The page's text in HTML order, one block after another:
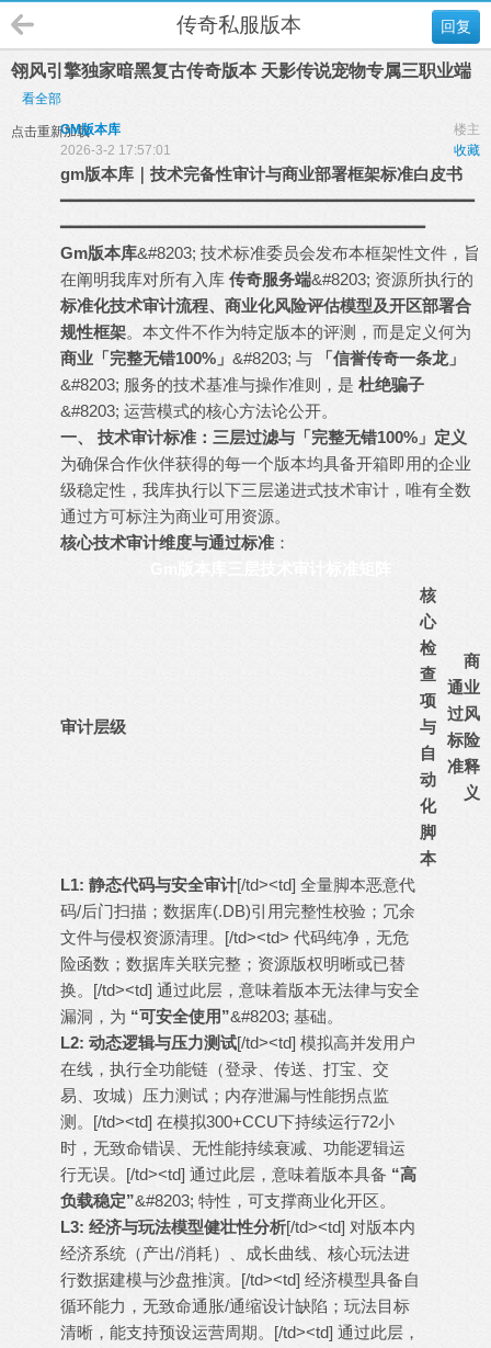
回复
传奇私服版本
翎风引擎独家暗黑复古传奇版本 天影传说宠物专属三职业端
看全部
点击重新加载 楼主
GM版本库
收藏
2026-3-2 17:57:01
gm版本库 ｜技术完备性审计与商业部署框架标准白皮书
━━━━━━━━━━━━━━━━━━━━━━━━━━━━━━━━━━━━━━━━━━
━━━━━━━━━━━━━━━━━━━━━━━━━━━━━━━━━━━━━
Gm版本库&#8203; 技术标准委员会发布本框架性文件，旨
在阐明我库对所有入库 传奇服务端&#8203; 资源所执行的
标准化技术审计流程、商业化风险评估模型及开区部署合
规性框架。本文件不作为特定版本的评测，而是定义何为
商业「完整无错100%」 &#8203; 与 「信誉传奇一条龙 」
&#8203; 服务的技术基准与操作准则，是 杜绝骗子
&#8203; 运营模式的核心方法论公开。
一、 技术审计标准：三层过滤与「完整无错100%」定义
为确保合作伙伴获得的每一个版本均具备开箱即用的企业
级稳定性，我库执行以下三层递进式技术审计，唯有全数
通过方可标注为商业可用资源。
核心技术审计维度与通过标准 ：
审计层级
核
心
检
查
项
与
自
动
化
脚
本
通
过
标
准
商
业
风
险
释
义
L1: 静态代码与安全审计[/td><td] 全量脚本恶意代
码/后门扫描；数据库(.DB)引用完整性校验；冗余
文件与侵权资源清理。[/td><td> 代码纯净，无危
险函数；数据库关联完整；资源版权明晰或已替
换。[/td><td] 通过此层，意味着版本无法律与安全
漏洞，为 “可安全使用”&#8203; 基础。
L2: 动态逻辑与压力测试[/td><td] 模拟高并发用户
在线，执行全功能链（登录、传送、打宝、交
易、攻城）压力测试；内存泄漏与性能拐点监
测。[/td><td] 在模拟300+CCU下持续运行72小
时，无致命错误、无性能持续衰减、功能逻辑运
行无误。[/td><td] 通过此层，意味着版本具备 “高
负载稳定”&#8203; 特性，可支撑商业化开区。
L3: 经济与玩法模型健壮性分析[/td><td] 对版本内
经济系统（产出/消耗）、成长曲线、核心玩法进
行数据建模与沙盘推演。[/td><td] 经济模型具备自
循环能力，无致命通胀/通缩设计缺陷；玩法目标
清晰，能支持预设运营周期。[/td><td] 通过此层，